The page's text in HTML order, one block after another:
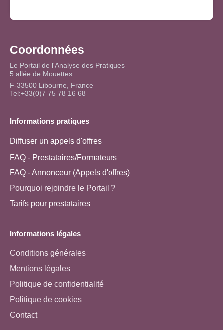
Coordonnées
Le Portail de l'Analyse des Pratiques
5 allée de Mouettes
F-33500 Libourne, France
Tel:+33(0)7 75 78 16 68
Informations pratiques
Diffuser un appels d'offres
FAQ - Prestataires/Formateurs
FAQ - Annonceur (Appels d'offres)
Pourquoi rejoindre le Portail ?
Tarifs pour prestataires
Informations légales
Conditions générales
Mentions légales
Politique de confidentialité
Politique de cookies
Contact